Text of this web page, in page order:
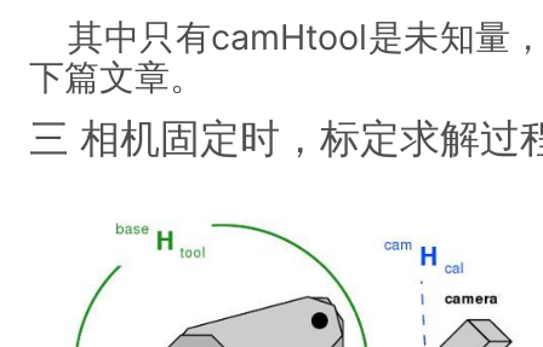
其中只有camHtool是未知量
下篇文章。
三 相机固定时，标定求解过